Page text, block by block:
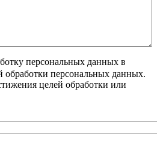
о текстовых форматах
персональных данных в
обработки персональных данных.
целей обработки или